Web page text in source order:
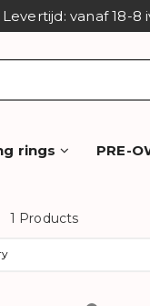
Levertijd: vanaf 18-
rings PRE-
1 Products